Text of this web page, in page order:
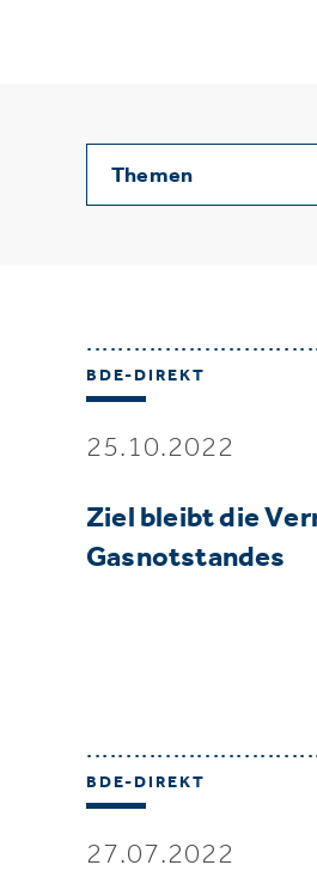
Themen
BDE-DIREKT
25.10.2022
Ziel bleibt die
Gasnotstandes
BDE-DIREKT
27.07.2022